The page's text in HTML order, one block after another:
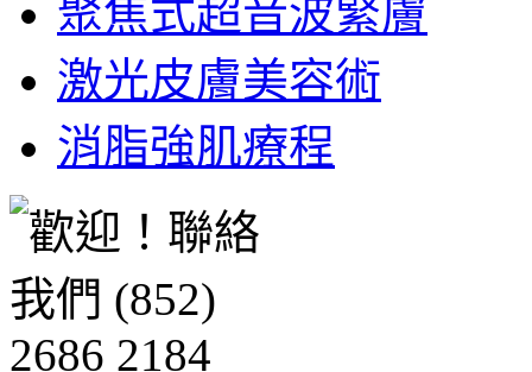
聚焦式超音波緊膚
激光皮膚美容術
消脂強肌療程